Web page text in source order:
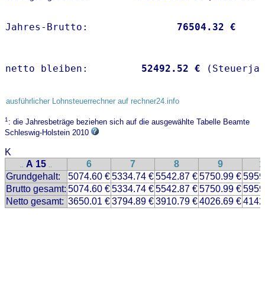
Jahres-Brutto: 76504.32 €
netto bleiben: 52492.52 €
ausführlicher Lohnsteuerrechner auf rechner24.info
1: die Jahresbeträge beziehen sich auf die ausgewählte Tabelle Beamte
Schleswig-Holstein 2010
K
.. A 15 .. 6 7 8 9
Grundgehalt:
5074.60 €5334.74 €5542.87 €5750.99 €
Brutto gesamt: 5074.60 €5334.74 €5542.87 €5750.99 €
Netto gesamt: 3650.01 €3794.89 €3910.79 €4026.69 €